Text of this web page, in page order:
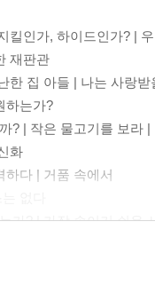
킬인가, 하이드인가? |
재판관
한 집 아들 | 나는 사랑받
하는가?
? | 작은 물고기를 보라
화
하다 | 거품 속에서
가? | 가장 속이기 쉬운
가 애덤 스미스의 이름